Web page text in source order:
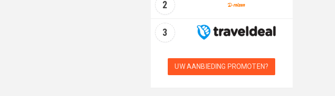
2
3
UW AANBIEDING PROMOTEN?